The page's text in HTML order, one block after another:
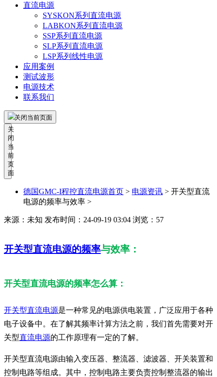
直流电源
SYSKON系列直流电源
LABKON系列直流电源
SSP系列直流电源
SLP系列直流电源
LSP系列线性电源
应用案例
测试波形
电源技术
联系我们
关闭当前页面
关
闭
当
前
页
面
德国GMC-I程控直流电源首页 > 电源资讯 > 开关型直流
电源的频率与效率 >
来源：未知 发布时间：24-09-19 03:04 浏览：57
开关型直流电源的频率与效率：
开关型直流电源的频率怎么算：
开关型直流电源是一种常见的电源供电装置，广泛应用于各种
电子设备中。在了解其频率计算方法之前，我们首先需要对开
关型直流电源的工作原理有一定的了解。
开关型直流电源由输入变压器、整流器、滤波器、开关装置和
控制电路等组成。其中，控制电路主要负责控制整流器的输出